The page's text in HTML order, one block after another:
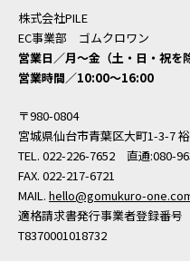
株式会社PILE
EC事業部 ゴムクロワン
営業日／月〜金（土・日・祝を
営業時間／10:00〜16:00
〒980-0804
宮城県仙台市青葉区大町1-3-7
TEL. 022-226-7652 直通:080-
FAX. 022-217-6721
MAIL. hello@gomukuro-
適格請求書発行事業者登録番号
T8370001018732